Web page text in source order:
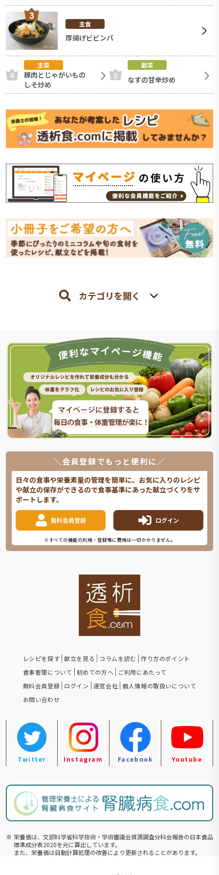
主食
厚揚げビビンバ
主菜
豚肉とじゃがいもの
しそ炒め
副菜
なすの甘辛炒め
カテゴリを開く
＼会員登録でもっと便利に／
日々の食事や栄養素量の管理を簡単に。お気に入りのレシピ
や献立の保存ができるので食事基準にあった献立づくりをサ
ポートします。
無料会員登録 ログイン
※すべての機能の利用・登録等に費用は一切かかりません。
レシピを探す 献立を見る コラムを読む
作り方のポイント
食事管理について
初めての方へ
ご利用にあたって
無料会員登録 ログイン 運営会社 個人情報の取扱いについて
お問い合わせ
Twitter Instagram Facebook Youtube
※ 栄養価は、文部科学省科学技術・学術審議会資源調査分科会報告の⽇本食品
標準成分表2020を元に算出しています。
また、栄養価は自動計算処理の改善により更新されることがあります。